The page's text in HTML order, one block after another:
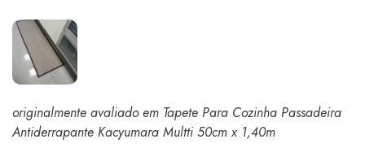
originalmente avaliado em Tapete Para Cozinha Passadeira
Antiderrapante Kacyumara Multti 50cm x 1,40m